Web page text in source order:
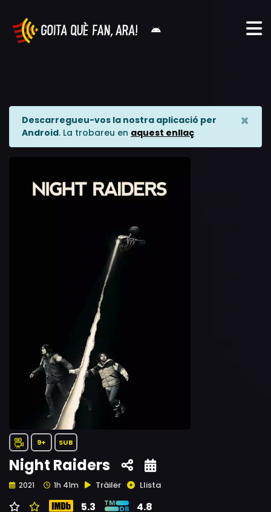
Descarregueu-vos la nostra aplicació per
Android. La trobareu en aquest enllaç
×
9+ SUB
Night Raiders
2021 1h 41m Tràiler Llista
5.3 4.8